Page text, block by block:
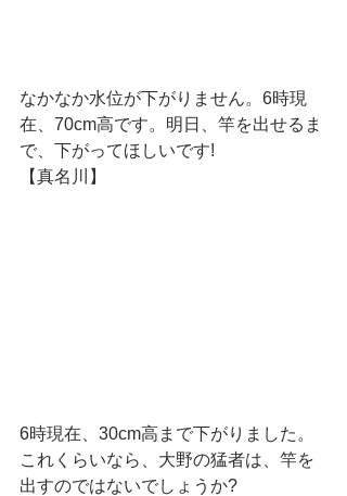
なかなか水位が下がりません。6時現
在、70cm高です。明日、竿を出せるま
で、下がってほしいです!
【真名川】
6時現在、30cm高まで下がりました。
これくらいなら、大野の猛者は、竿を
出すのではないでしょうか?